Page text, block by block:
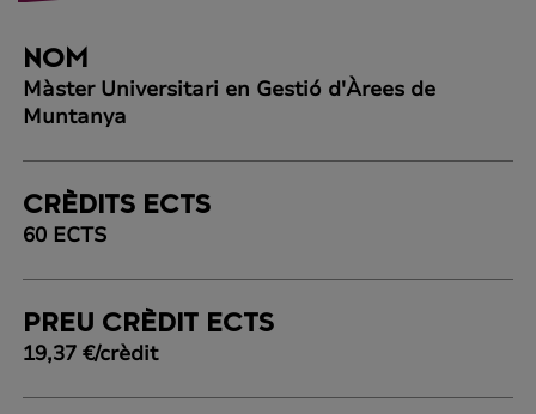
NOM
Màster Universitari en Gestió d'Àrees de
Muntanya
CRÈDITS ECTS
60 ECTS
PREU CRÈDIT ECTS
19,37 €/crèdit